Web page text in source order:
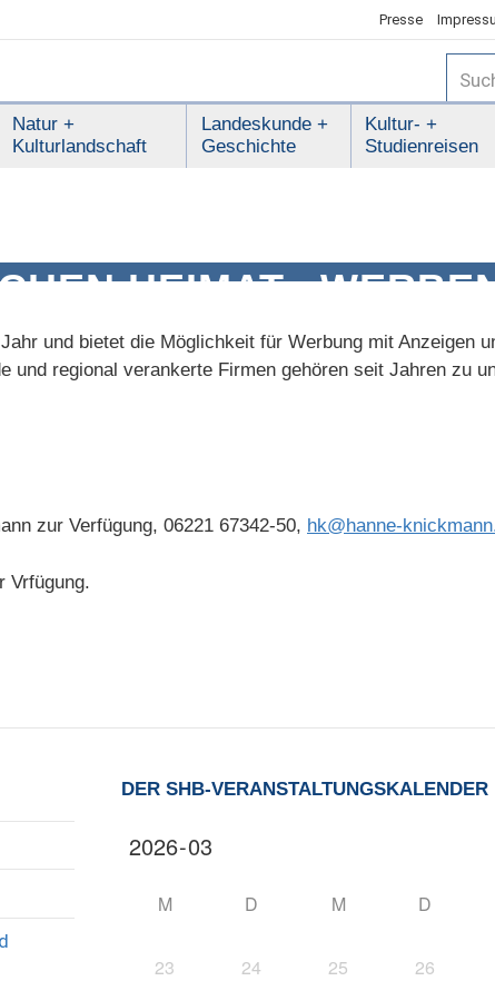
Presse
Suchen
nach:
Natur +
Kulturlandschaft
Landeskunde +
Geschichte
Kultur- +
Studienreisen
HEIMAT«
und bietet die Möglichkeit für Werbung mit Anzeigen
und regional verankerte Firmen gehören seit Jahren zu
zur Verfügung, 06221 67342-50, hk@hanne-
Vrfügung.
DER SHB-VERANSTALTUNGSKALENDER
M D M D
23 24 25 26